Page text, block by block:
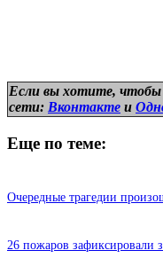
Если вы хотите,
сети: Вконтакте и
Еще по теме:
Очередные трагедии
26 пожаров зафиксировали